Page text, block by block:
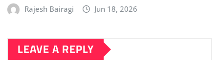
Rajesh Bairagi Jun 18, 2026
LEAVE A REPLY